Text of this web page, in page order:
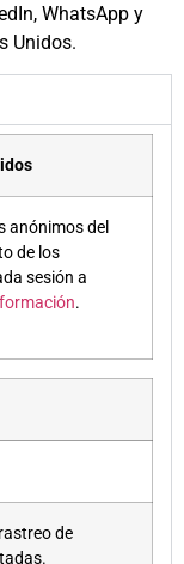
WhatsApp y
Unidos.
anónimos del
de los
sesión a
.
de